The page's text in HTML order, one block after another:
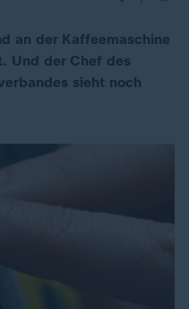
an der Kaffeemaschine
Und der Chef des
sieht noch